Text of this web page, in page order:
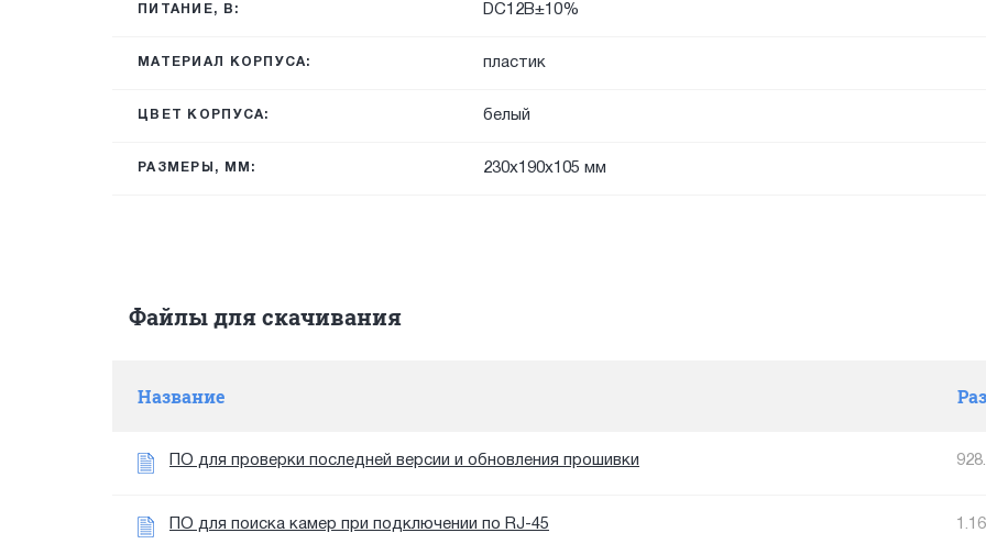
ПИТАНИЕ, В: DC12В±10%
МАТЕРИАЛ КОРПУСА: пластик
ЦВЕТ КОРПУСА: белый
РАЗМЕРЫ, ММ: 230x190x105 мм
Файлы для скачивания
Название
ПО для проверки последней версии и обновления прошивки
ПО для поиска камер при подключении по RJ-45